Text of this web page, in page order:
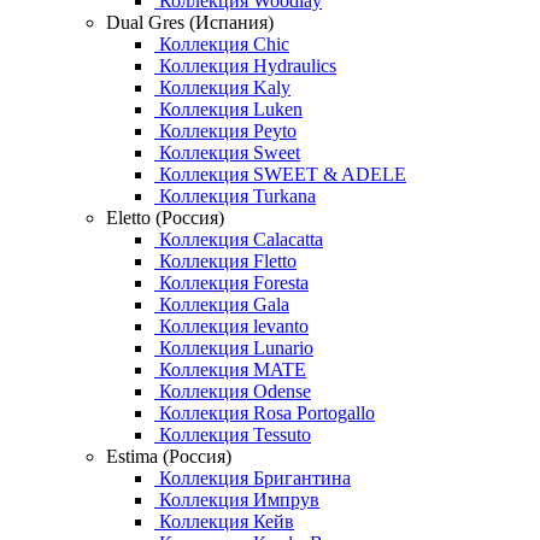
Dual Gres (Испания)
Коллекция Chic
Коллекция Hydraulics
Коллекция Kaly
Коллекция Luken
Коллекция Peyto
Коллекция Sweet
Коллекция SWEET & ADELE
Коллекция Turkana
Eletto (Россия)
Коллекция Calacatta
Коллекция Fletto
Коллекция Foresta
Коллекция Gala
Коллекция levanto
Коллекция Lunario
Коллекция MATE
Коллекция Odense
Коллекция Rosa Portogallo
Коллекция Tessuto
Estima (Россия)
Коллекция Бригантина
Коллекция Импрув
Коллекция Кейв